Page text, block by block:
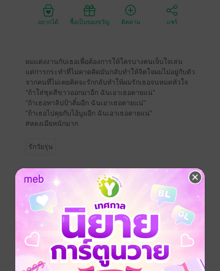
อยากได้ ซื้อเป็นของขวัญ ติดตาม แชร์
ผมแต่งงานกับเธอเพื่อต้องการให้ใครบางคนเจ็บใจเล่น
แต่การกระทำที่ไม่คาดคิดมันกลับทำให้จิตใจผมไม่อยู่กับตัว
จากคนที่ไม่เคยคิดจะรักกลับทำให้ผมรักเธอจนหมดหัวใจ
"ถ้าใส่ชุดสีขาวออกมาอีก ฉันเอาเธอตายแน่"
"ถ้าเธอทาลิปป้าติ๋มอีก ฉันเอาเธอตายแน่"
"ถ้าเธอไปคุยกับไอ้บูมอีก ฉันเอาเธอตายแน่"
#หลงเมียหนักมาก
รักวัยรุ่น
ประเภทไฟล์ pdf, epub (สารบัญ)
วันที่วางขาย 24 พฤศจิกายน 2563
ความยาว 292 หน้า (≈ 54,352 คำ)
ราคาปก 159 บาท (ประหยัด 44%)
เรื่องที่คุณน่าจะสนใจ